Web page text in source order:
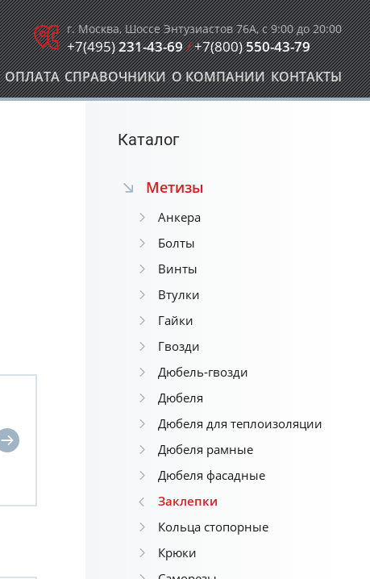
г. Москва, Шоссе Энтузиастов 76А, с 9:00 до 20:00
+7(495)231-43-69/+7(800)550-43-79
ОПЛАТА СПРАВОЧНИКИ О КОМПАНИИ КОНТАКТЫ
Каталог
Метизы
Анкера
Болты
Винты
Втулки
Гайки
Гвозди
Дюбель-гвозди
Дюбеля
Дюбеля для теплоизоляции
Дюбеля рамные
Дюбеля фасадные
Заклепки
Кольца стопорные
Крюки